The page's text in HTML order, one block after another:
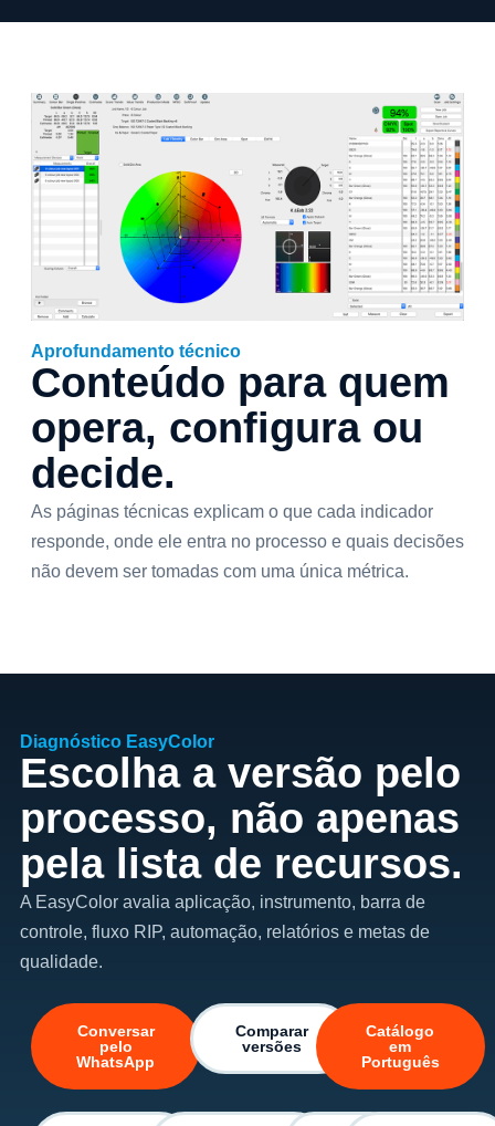
Aprofundamento técnico
Conteúdo para quem
opera, configura ou
decide.
As páginas técnicas explicam o que cada indicador
responde, onde ele entra no processo e quais decisões
não devem ser tomadas com uma única métrica.
Diagnóstico EasyColor
Escolha a versão pelo
processo, não apenas
pela lista de recursos.
A EasyColor avalia aplicação, instrumento, barra de
controle, fluxo RIP, automação, relatórios e metas de
qualidade.
Conversar
pelo
WhatsApp
Comparar
versões
Catálogo
em
Português